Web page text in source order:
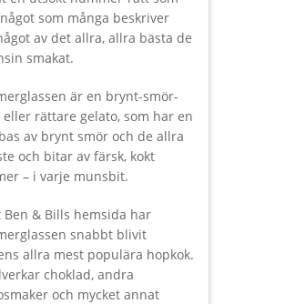
som många beskriver
av det allra, allra bästa de
smakat.
är en brynt-smör-
eller rättare gelato, som har en
av brynt smör och de allra
och bitar av färsk, kokt
– i varje munsbit.
Ben & Bills hemsida har
snabbt blivit
allra mest populära hopkok.
choklad, andra
och mycket annat